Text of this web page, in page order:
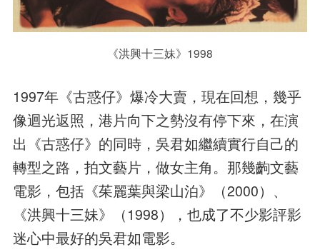
《洪興十三妹》1998
1997年《古惑仔》爆冷大賣，現在回想，幾乎
像迴光返照，港片向下之勢沒有停下來，在演
出《古惑仔》的同時，吳君如繼續實行自己的
轉型之路，拍文藝片，做女主角。那幾齣文藝
電影，包括《茱麗葉與梁山泊》（2000）、
《洪興十三妹》（1998），也成了不少影評影
迷心中最好的吳君如電影。